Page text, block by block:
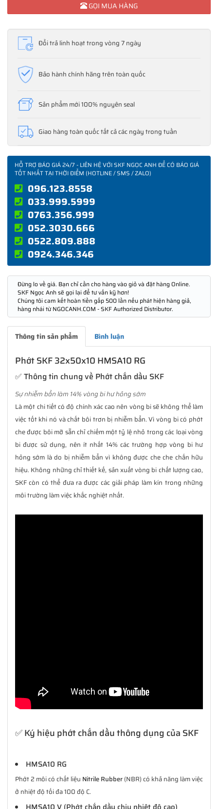
GỌI MUA HÀNG
Đổi trả linh hoạt trong vòng 7 ngày
Bảo hành chính hãng trên toàn quốc
Sản phẩm mới 100% nguyên seal
Giao hàng toàn quốc tất cả các ngày trong tuần
HỖ TRỢ BÁO GIÁ 24/7 - LIÊN HỆ VỚI SKF NGỌC ANH ĐỂ CÓ BÁO GIÁ
TỐT NHẤT TẠI THỜI ĐIỂM (HOTLINE / SMS / ZALO)
096.123.8558
033.999.5999
0763.356.999
052.3030.666
0522.809.888
0924.346.346
Đừng lo về giá. Bạn chỉ cần cho hàng vào giỏ và đặt hàng Online.
SKF Ngọc Anh sẽ gọi lại để tư vấn kỹ hơn!
Chúng tôi cam kết hoàn tiền gấp 500 lần nếu phát hiện hàng giả,
hàng nhái từ NGOCANH.COM - SKF Authorized Distributor.
Thông tin sản phẩm Bình luận
Phớt SKF 32x50x10 HMSA10 RG
✅ Thông tin chung về Phớt chắn dầu SKF
Sự nhiễm bẩn làm 14% vòng bi hư hỏng sớm
Là một chi tiết có độ chính xác cao nên vòng bi sẽ không thể làm
việc tốt khi nó và chất bôi trơn bị nhiễm bẩn. Vì vòng bi có phớt
che được bôi mỡ sẵn chỉ chiếm một tỷ lệ nhỏ trong các loại vòng
bi được sử dụng, nên ít nhất 14% các trường hợp vòng bi hư
hỏng sớm là do bị nhiễm bẩn vì không được che che chắn hữu
hiệu. Không những chỉ thiết kế, sản xuất vòng bi chất lượng cao,
SKF còn có thể đưa ra được các giải pháp làm kín trong những
môi trường làm việc khắc nghiệt nhất.
✅ Ký hiệu phớt chắn dầu thông dụng của SKF
HMSA10 RG
Phớt 2 môi có chất liệu Nitrile Rubber(NBR) có khả năng làm việc
ở nhiệt độ tối đa 100 độ C.